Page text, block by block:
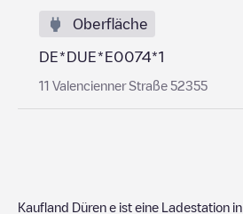
Oberfläche
DE*DUE*E0074*1
11 Valencienner Straße 52355
Kaufland Düren e ist eine Ladestation in